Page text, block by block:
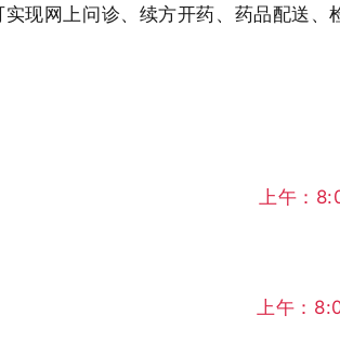
现网上问诊、续方开药、药品配送
上午：
上午：